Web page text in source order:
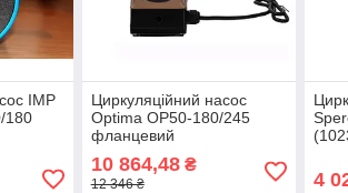
IMP
180
Циркуляційний насос
Optima OP50-180/245
фланцевий
10 864,48₴
12 346 ₴ 4